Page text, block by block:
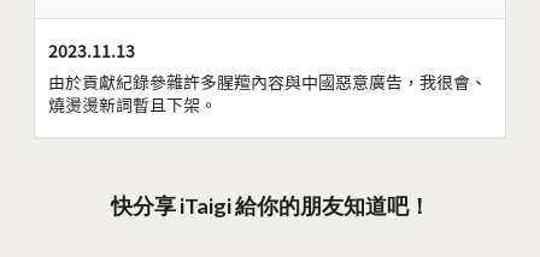
2023.11.13
由於貢獻紀錄參雜許多腥羶內容與中國惡意廣告，我很會、
燒燙燙新詞暫且下架。
快分享 iTaigi 給你的朋友知道吧！